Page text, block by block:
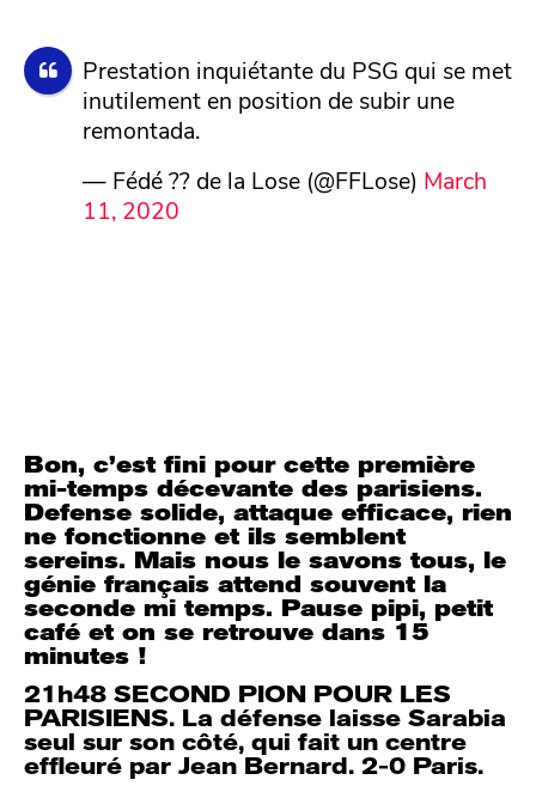
Prestation inquiétante du PSG qui se met
inutilement en position de subir une
remontada.
— Fédé ?? de la Lose (@FFLose) March
11, 2020
Bon, c’est fini pour cette première
mi-temps décevante des parisiens.
Defense solide, attaque efficace, rien
ne fonctionne et ils semblent
sereins. Mais nous le savons tous, le
génie français attend souvent la
seconde mi temps. Pause pipi, petit
café et on se retrouve dans 15
minutes !
21h48 SECOND PION POUR LES
PARISIENS. La défense laisse Sarabia
seul sur son côté, qui fait un centre
effleuré par Jean Bernard. 2-0 Paris.